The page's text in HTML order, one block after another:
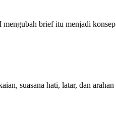
brief itu menjadi
suasana hati, latar, dan